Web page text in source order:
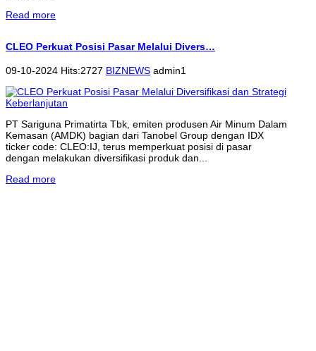
Read more
CLEO Perkuat Posisi Pasar Melalui Divers…
09-10-2024 Hits:2727 BIZNEWS admin1
PT Sariguna Primatirta Tbk, emiten produsen Air Minum Dalam
Kemasan (AMDK) bagian dari Tanobel Group dengan IDX
ticker code: CLEO:IJ, terus memperkuat posisi di pasar
dengan melakukan diversifikasi produk dan...
Read more